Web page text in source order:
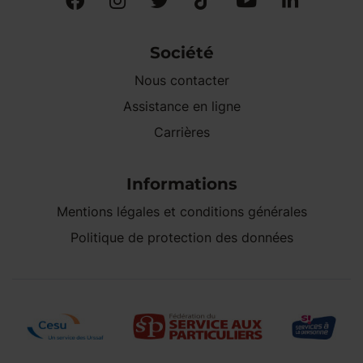
Société
Nous contacter
Assistance en ligne
Carrières
Informations
Mentions légales et conditions générales
Politique de protection des données